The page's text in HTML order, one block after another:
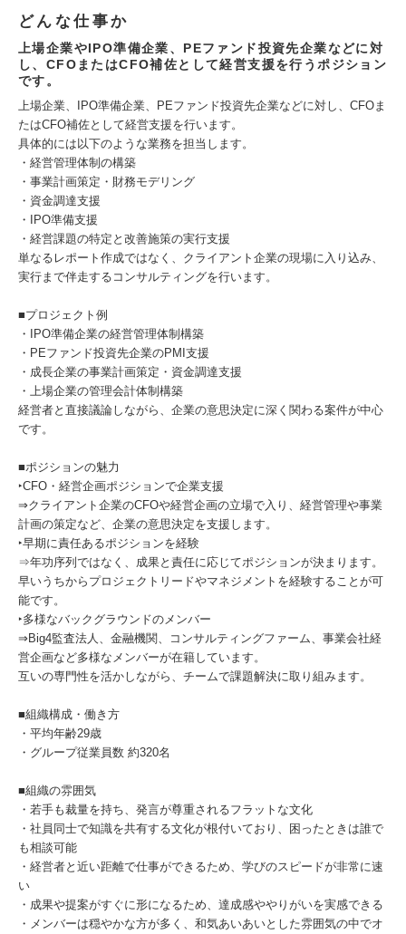
どんな仕事か
上場企業やIPO準備企業、PEファンド投資先企業などに対
し、CFOまたはCFO補佐として経営支援を行うポジション
です。
上場企業、IPO準備企業、PEファンド投資先企業などに対し、CFOま
たはCFO補佐として経営支援を行います。
具体的には以下のような業務を担当します。
・経営管理体制の構築
・事業計画策定・財務モデリング
・資金調達支援
・IPO準備支援
・経営課題の特定と改善施策の実行支援
単なるレポート作成ではなく、クライアント企業の現場に入り込み、
実行まで伴走するコンサルティングを行います。
■プロジェクト例
・IPO準備企業の経営管理体制構築
・PEファンド投資先企業のPMI支援
・成長企業の事業計画策定・資金調達支援
・上場企業の管理会計体制構築
経営者と直接議論しながら、企業の意思決定に深く関わる案件が中心
です。
■ポジションの魅力
‣CFO・経営企画ポジションで企業支援
⇒クライアント企業のCFOや経営企画の立場で入り、経営管理や事業
計画の策定など、企業の意思決定を支援します。
‣早期に責任あるポジションを経験
⇒年功序列ではなく、成果と責任に応じてポジションが決まります。
早いうちからプロジェクトリードやマネジメントを経験することが可
能です。
‣多様なバックグラウンドのメンバー
⇒Big4監査法人、金融機関、コンサルティングファーム、事業会社経
営企画など多様なメンバーが在籍しています。
互いの専門性を活かしながら、チームで課題解決に取り組みます。
■組織構成・働き方
・平均年齢29歳
・グループ従業員数 約320名
■組織の雰囲気
・若手も裁量を持ち、発言が尊重されるフラットな文化
・社員同士で知識を共有する文化が根付いており、困ったときは誰で
も相談可能
・経営者と近い距離で仕事ができるため、学びのスピードが非常に速
い
・成果や提案がすぐに形になるため、達成感ややりがいを実感できる
・メンバーは穏やかな方が多く、和気あいあいとした雰囲気の中でオ